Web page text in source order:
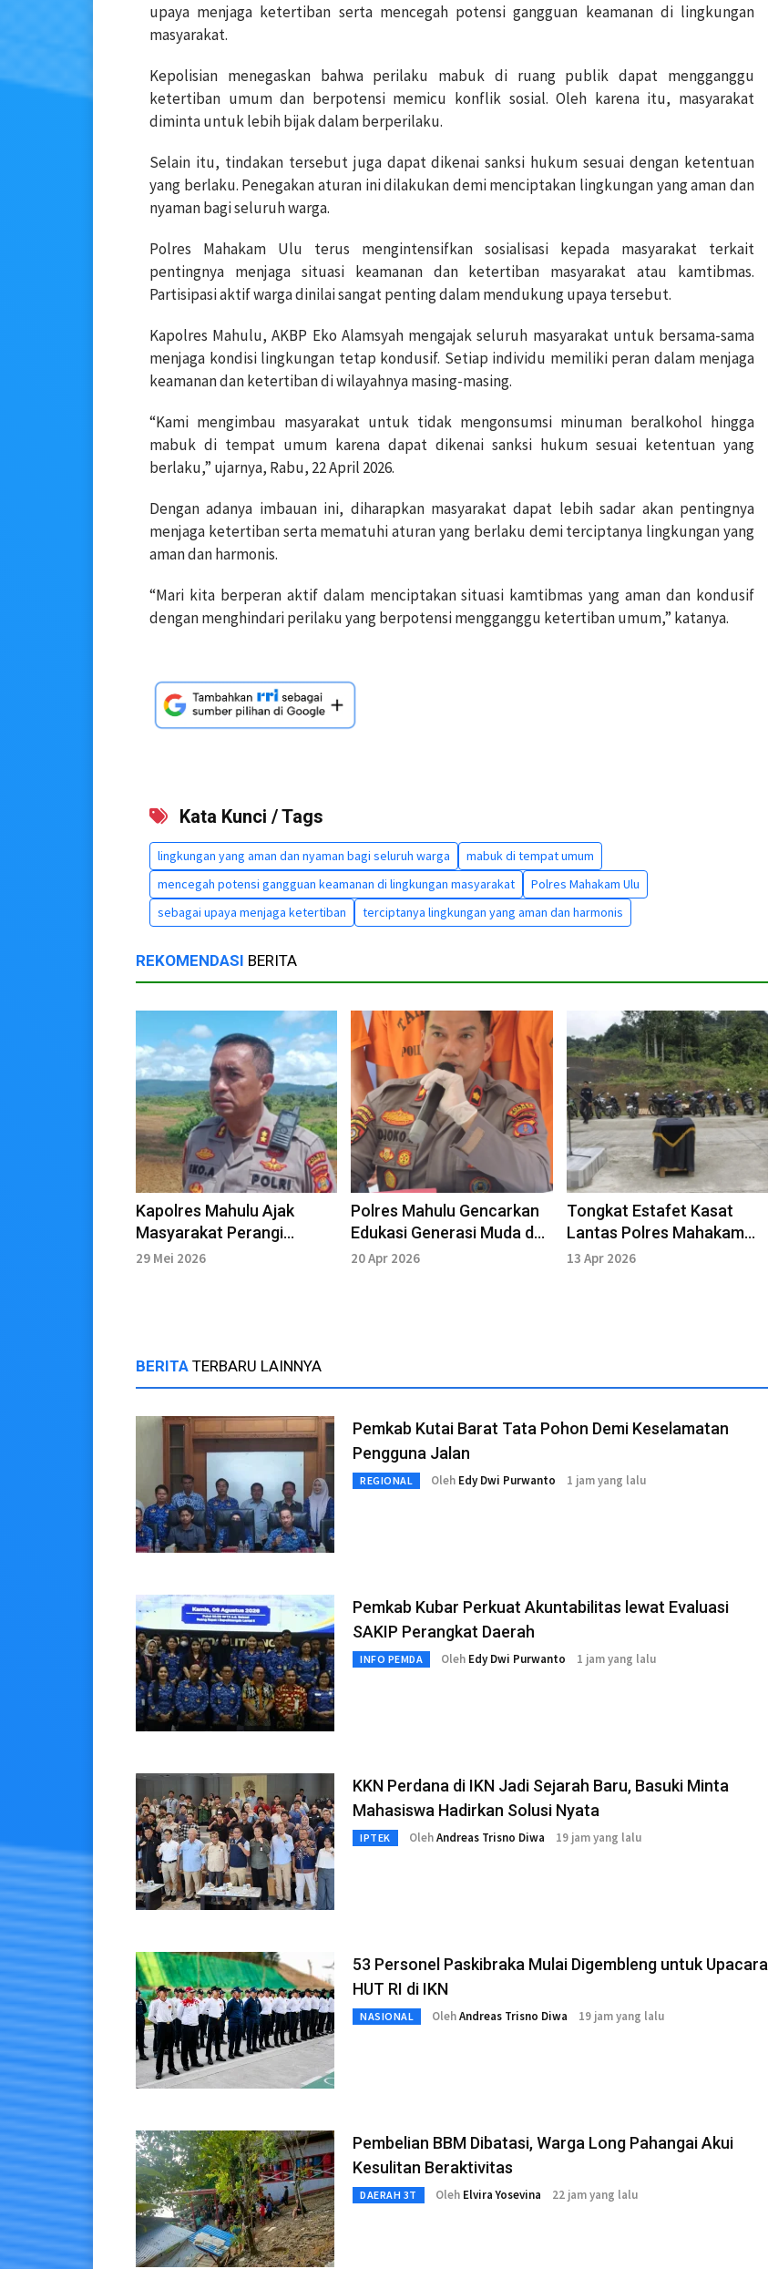
upaya menjaga ketertiban serta mencegah potensi gangguan keamanan di lingkungan
masyarakat.
Kepolisian menegaskan bahwa perilaku mabuk di ruang publik dapat mengganggu
ketertiban umum dan berpotensi memicu konflik sosial. Oleh karena itu, masyarakat
diminta untuk lebih bijak dalam berperilaku.
Selain itu, tindakan tersebut juga dapat dikenai sanksi hukum sesuai dengan ketentuan
yang berlaku. Penegakan aturan ini dilakukan demi menciptakan lingkungan yang aman dan
nyaman bagi seluruh warga.
Polres Mahakam Ulu terus mengintensifkan sosialisasi kepada masyarakat terkait
pentingnya menjaga situasi keamanan dan ketertiban masyarakat atau kamtibmas.
Partisipasi aktif warga dinilai sangat penting dalam mendukung upaya tersebut.
Kapolres Mahulu, AKBP Eko Alamsyah mengajak seluruh masyarakat untuk bersama-sama
menjaga kondisi lingkungan tetap kondusif. Setiap individu memiliki peran dalam menjaga
keamanan dan ketertiban di wilayahnya masing-masing.
“Kami mengimbau masyarakat untuk tidak mengonsumsi minuman beralkohol hingga
mabuk di tempat umum karena dapat dikenai sanksi hukum sesuai ketentuan yang
berlaku,” ujarnya, Rabu, 22 April 2026.
Dengan adanya imbauan ini, diharapkan masyarakat dapat lebih sadar akan pentingnya
menjaga ketertiban serta mematuhi aturan yang berlaku demi terciptanya lingkungan yang
aman dan harmonis.
“Mari kita berperan aktif dalam menciptakan situasi kamtibmas yang aman dan kondusif
dengan menghindari perilaku yang berpotensi mengganggu ketertiban umum,” katanya.
Kata Kunci / Tags
lingkungan yang aman dan nyaman bagi seluruh warga
mabuk di tempat umum
mencegah potensi gangguan keamanan di lingkungan masyarakat
Polres Mahakam Ulu
sebagai upaya menjaga ketertiban
terciptanya lingkungan yang aman dan harmonis
REKOMENDASI BERITA
Kapolres Mahulu Ajak
Masyarakat Perangi
Narkotika Berkelanjutan
29 Mei 2026
Polres Mahulu Gencarkan
Edukasi Generasi Muda dan
Patroli Cegah Bahaya
20 Apr 2026
Tongkat Estafet Kasat
Lantas Polres Mahakam
Ulu Resmi Berganti
13 Apr 2026
BERITA TERBARU LAINNYA
Pemkab Kutai Barat Tata Pohon Demi Keselamatan
Pengguna Jalan
REGIONAL Oleh Edy Dwi Purwanto 1 jam yang lalu
Pemkab Kubar Perkuat Akuntabilitas lewat Evaluasi
SAKIP Perangkat Daerah
INFO PEMDA Oleh Edy Dwi Purwanto 1 jam yang lalu
KKN Perdana di IKN Jadi Sejarah Baru, Basuki Minta
Mahasiswa Hadirkan Solusi Nyata
IPTEK OlehAndreas Trisno Diwa 19 jam yang lalu
53 Personel Paskibraka Mulai Digembleng untuk Upacara
HUT RI di IKN
NASIONAL OlehAndreas Trisno Diwa 19 jam yang lalu
Pembelian BBM Dibatasi, Warga Long Pahangai Akui
Kesulitan Beraktivitas
DAERAH 3T Oleh Elvira Yosevina 22 jam yang lalu